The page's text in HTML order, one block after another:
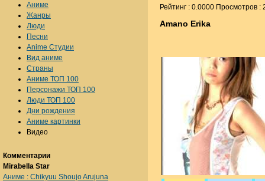
Рейтинг : 0.0000 Просмотров :
Amano Erika
Аниме
Жанры
Люди
Песни
Anime Студии
Вид аниме
Страны
Аниме ТОП 100
Персонажи ТОП 100
Люди ТОП 100
Дни рождения
Аниме картинки
Видео
Комментарии
Mirabella Star
Аниме : Chikyuu Shoujo Arujuna